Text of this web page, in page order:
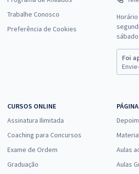
Trabalhe Conosco
Preferência de Cookies
sábado
Foi
CURSOS ONLINE
Assinatura Ilimitada
Coaching para Concursos
Exame de Ordem
Graduação
Aulas
Aulas